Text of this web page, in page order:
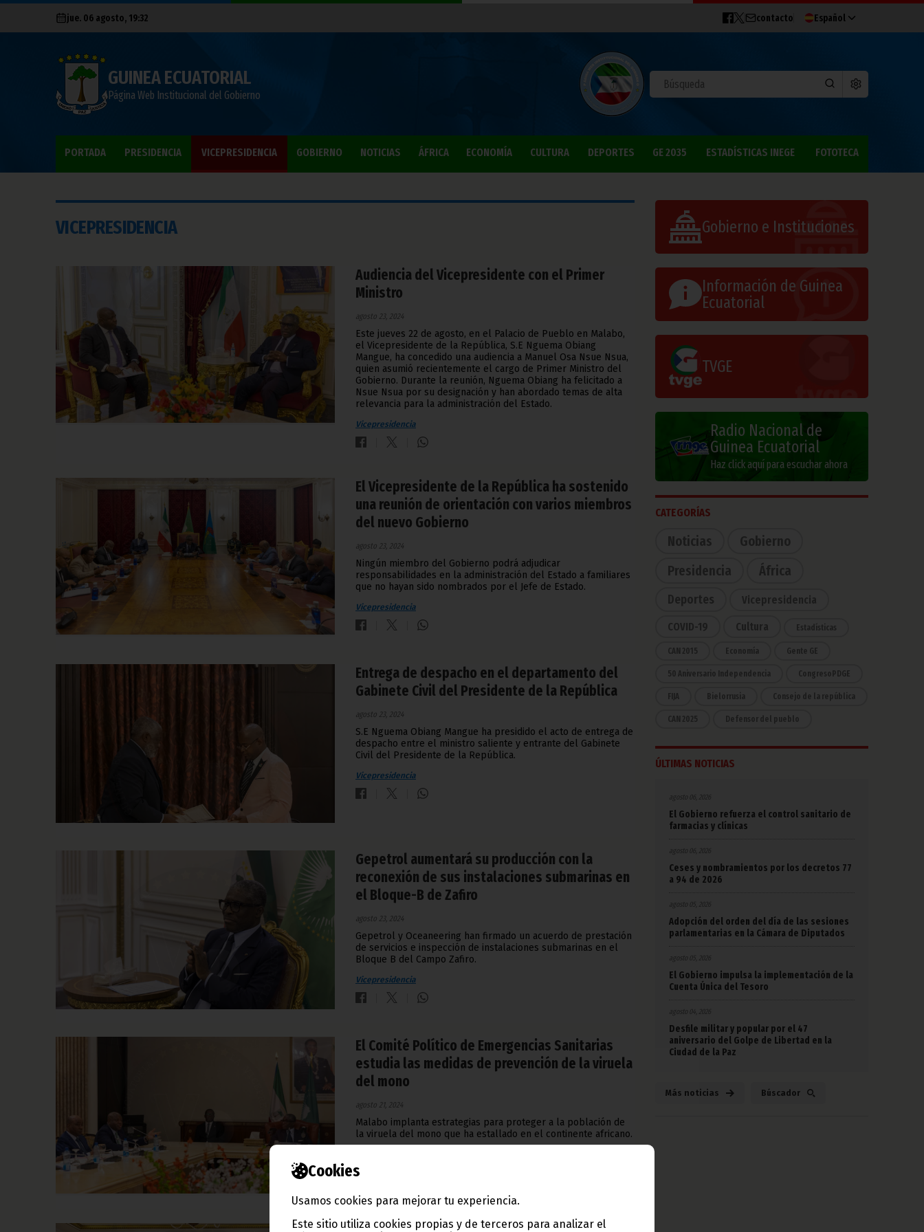
Cookies
Usamos cookies para mejorar tu experiencia.
Este sitio utiliza cookies propias y de terceros para analizar el
jue. 06 agosto, 19:32 contacto Español
GUINEA ECUATORIAL
Página Web Institucional del Gobierno
PORTADA PRESIDENCIA VICEPRESIDENCIA GOBIERNO NOTICIAS ÁFRICA ECONOMÍA CULTURA DEPORTES GE 2035 ESTADÍSTICAS INEGE FOTOTECA
VICEPRESIDENCIA
Audiencia del Vicepresidente con el Primer
Ministro
agosto 23, 2024
Este jueves 22 de agosto, en el Palacio de Pueblo en Malabo,
el Vicepresidente de la República, S.E Nguema Obiang
Mangue, ha concedido una audiencia a Manuel Osa Nsue Nsua,
quien asumió recientemente el cargo de Primer Ministro del
Gobierno. Durante la reunión, Nguema Obiang ha felicitado a
Nsue Nsua por su designación y han abordado temas de alta
relevancia para la administración del Estado.
Vicepresidencia
El Vicepresidente de la República ha sostenido
una reunión de orientación con varios miembros
del nuevo Gobierno
agosto 23, 2024
Ningún miembro del Gobierno podrá adjudicar
responsabilidades en la administración del Estado a familiares
que no hayan sido nombrados por el Jefe de Estado.
Vicepresidencia
Entrega de despacho en el departamento del
Gabinete Civil del Presidente de la República
agosto 23, 2024
S.E Nguema Obiang Mangue ha presidido el acto de entrega de
despacho entre el ministro saliente y entrante del Gabinete
Civil del Presidente de la República.
Vicepresidencia
Gepetrol aumentará su producción con la
reconexión de sus instalaciones submarinas en
el Bloque-B de Zafiro
agosto 23, 2024
Gepetrol y Oceaneering han firmado un acuerdo de prestación
de servicios e inspección de instalaciones submarinas en el
Bloque B del Campo Zafiro.
Vicepresidencia
El Comité Político de Emergencias Sanitarias
estudia las medidas de prevención de la viruela
del mono
agosto 21, 2024
Malabo implanta estrategias para proteger a la población de
la viruela del mono que ha estallado en el continente africano.
Gobierno e Instituciones
Información de Guinea
Ecuatorial
TVGE
Radio Nacional de
Guinea Ecuatorial
Haz click aquí para escuchar ahora
CATEGORÍAS
Noticias
Gobierno
Presidencia
África
Deportes Vicepresidencia
COVID-19 Cultura Estadísticas
CAN 2015 Economía Gente GE
50 Aniversario Independencia CongresoPDGE
FIJA Bielorrusia Consejo de la república
CAN 2025 Defensor del pueblo
ÚLTIMAS NOTICIAS
agosto 06, 2026
El Gobierno refuerza el control sanitario de
farmacias y clínicas
agosto 06, 2026
Ceses y nombramientos por los decretos 77
a 94 de 2026
agosto 05, 2026
Adopción del orden del día de las sesiones
parlamentarias en la Cámara de Diputados
agosto 05, 2026
El Gobierno impulsa la implementación de la
Cuenta Única del Tesoro
agosto 04, 2026
Desfile militar y popular por el 47
aniversario del Golpe de Libertad en la
Ciudad de la Paz
Más noticias Búscador